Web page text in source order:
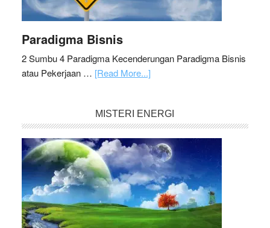
Paradigma Bisnis
2 Sumbu 4 Paradigma Kecenderungan Paradigma Bisnis
atau Pekerjaan … [Read More...]
MISTERI ENERGI